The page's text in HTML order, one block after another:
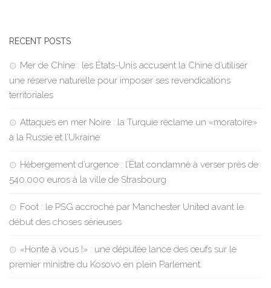
RECENT POSTS
Mer de Chine : les États-Unis accusent la Chine d’utiliser
une réserve naturelle pour imposer ses revendications
territoriales
Attaques en mer Noire : la Turquie réclame un «moratoire»
à la Russie et l’Ukraine
Hébergement d’urgence : l’État condamné à verser près de
540.000 euros à la ville de Strasbourg
Foot : le PSG accroché par Manchester United avant le
début des choses sérieuses
«Honte à vous !» : une députée lance des œufs sur le
premier ministre du Kosovo en plein Parlement